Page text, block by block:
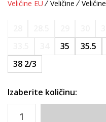
Veličine EU Veličine
35 35.5
38 2/3
Izaberite količinu: